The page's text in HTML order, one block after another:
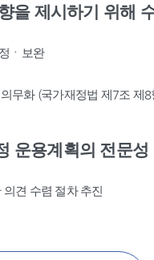
을 제시하기 위해
ㆍ보완
무화 (국가재정법 제7조 제8
운용계획의 전문성
견 수렴 절차 추진